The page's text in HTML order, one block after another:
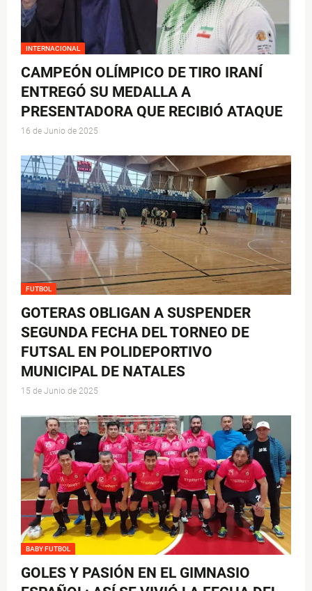
INTERNACIONAL
CAMPEÓN OLÍMPICO DE TIRO IRANÍ
ENTREGÓ SU MEDALLA A
PRESENTADORA QUE RECIBIÓ ATAQUE
16 de Junio de 2025
FUTBOL
GOTERAS OBLIGAN A SUSPENDER
SEGUNDA FECHA DEL TORNEO DE
FUTSAL EN POLIDEPORTIVO
MUNICIPAL DE NATALES
15 de Junio de 2025
BABY FUTBOL
GOLES Y PASIÓN EN EL GIMNASIO